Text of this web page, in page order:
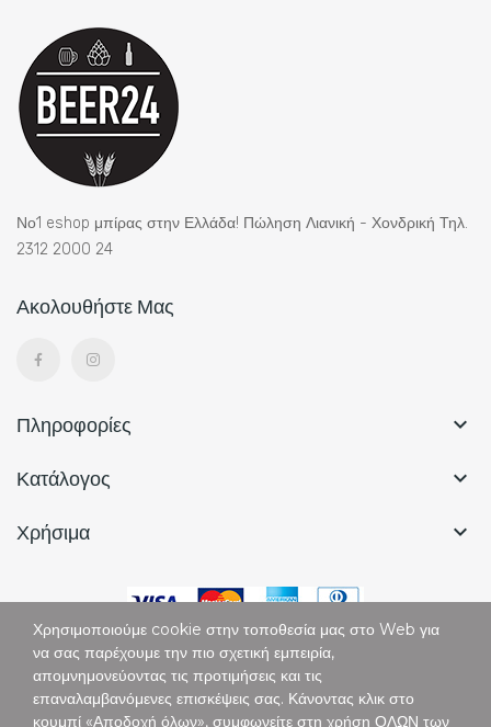
Νο1 eshop μπίρας στην Ελλάδα! Πώληση Λιανική - Χονδρική Τηλ.
2312 2000 24
Ακολουθήστε Μας
Πληροφορίες 
Κατάλογος 
Χρήσιμα 
Copyright © Vertigo. All Rights Reserved.
Χρησιμοποιούμε cookie στην τοποθεσία μας στο Web για
να σας παρέχουμε την πιο σχετική εμπειρία,
απομνημονεύοντας τις προτιμήσεις και τις
επαναλαμβανόμενες επισκέψεις σας. Κάνοντας κλικ στο
κουμπί «Αποδοχή όλων», συμφωνείτε στη χρήση ΟΛΩΝ των